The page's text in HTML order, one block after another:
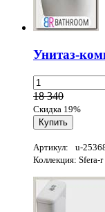
Унитаз-
18 340
Скидка 19%
Артикул: u-
Коллекция: Sfera-r